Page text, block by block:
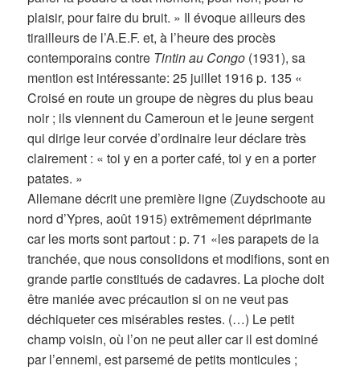
plaisir, pour faire du bruit. » Il évoque ailleurs des
tirailleurs de l’A.E.F. et, à l’heure des procès
contemporains contre Tintin au Congo (1931), sa
mention est intéressante: 25 juillet 1916 p. 135 «
Croisé en route un groupe de nègres du plus beau
noir ; ils viennent du Cameroun et le jeune sergent
qui dirige leur corvée d’ordinaire leur déclare très
clairement : « toi y en a porter café, toi y en a porter
patates. »
Allemane décrit une première ligne (Zuydschoote au
nord d’Ypres, août 1915) extrêmement déprimante
car les morts sont partout : p. 71 «les parapets de la
tranchée, que nous consolidons et modifions, sont en
grande partie constitués de cadavres. La pioche doit
être maniée avec précaution si on ne veut pas
déchiqueter ces misérables restes. (…) Le petit
champ voisin, où l’on ne peut aller car il est dominé
par l’ennemi, est parsemé de petits monticules ;